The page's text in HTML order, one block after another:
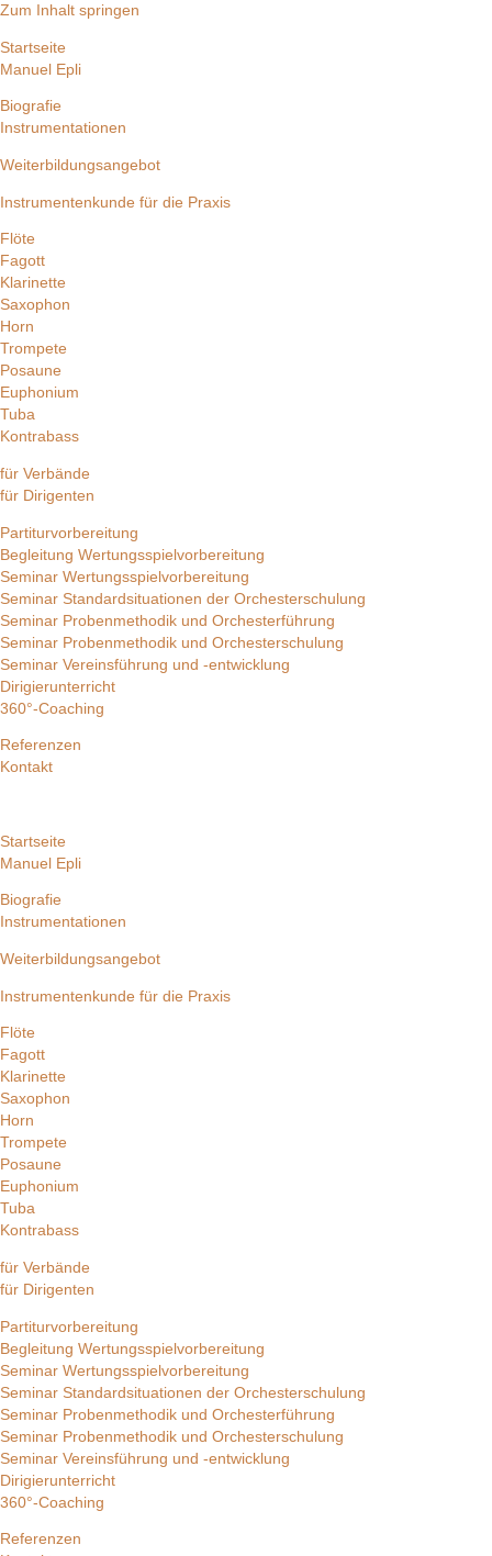
Zum Inhalt springen
Startseite
Manuel Epli
Biografie
Instrumentationen
Weiterbildungsangebot
Instrumentenkunde für die Praxis
Flöte
Fagott
Klarinette
Saxophon
Horn
Trompete
Posaune
Euphonium
Tuba
Kontrabass
für Verbände
für Dirigenten
Partiturvorbereitung
Begleitung Wertungsspielvorbereitung
Seminar Wertungsspielvorbereitung
Seminar Standardsituationen der Orchesterschulung
Seminar Probenmethodik und Orchesterführung
Seminar Probenmethodik und Orchesterschulung
Seminar Vereinsführung und -entwicklung
Dirigierunterricht
360°-Coaching
Referenzen
Kontakt
Startseite
Manuel Epli
Biografie
Instrumentationen
Weiterbildungsangebot
Instrumentenkunde für die Praxis
Flöte
Fagott
Klarinette
Saxophon
Horn
Trompete
Posaune
Euphonium
Tuba
Kontrabass
für Verbände
für Dirigenten
Partiturvorbereitung
Begleitung Wertungsspielvorbereitung
Seminar Wertungsspielvorbereitung
Seminar Standardsituationen der Orchesterschulung
Seminar Probenmethodik und Orchesterführung
Seminar Probenmethodik und Orchesterschulung
Seminar Vereinsführung und -entwicklung
Dirigierunterricht
360°-Coaching
Referenzen